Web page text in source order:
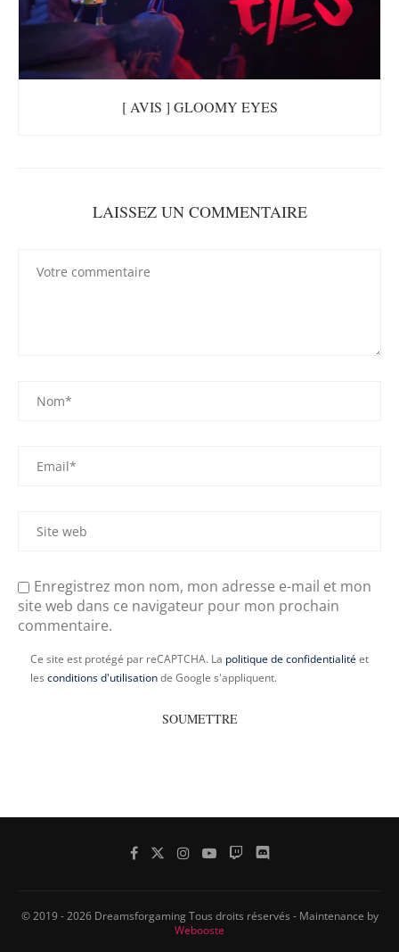
[ AVIS ] GLOOMY EYES
LAISSEZ UN COMMENTAIRE
Enregistrez mon nom, mon adresse e-mail et mon
site web dans ce navigateur pour mon prochain
commentaire.
Ce site est protégé par reCAPTCHA. La politique de confidentialitéet
les conditions d'utilisationde Google s'appliquent.
© 2019 - 2026 Dreamsforgaming Tous droits réservés - Maintenance by
Webooste